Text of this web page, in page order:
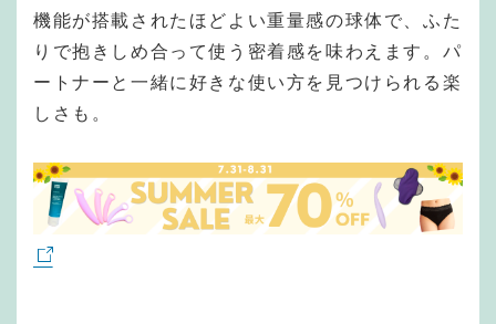
機能が搭載されたほどよい重量感の球体で、ふた
りで抱きしめ合って使う密着感を味わえます。パ
ートナーと一緒に好きな使い方を見つけられる楽
しさも。